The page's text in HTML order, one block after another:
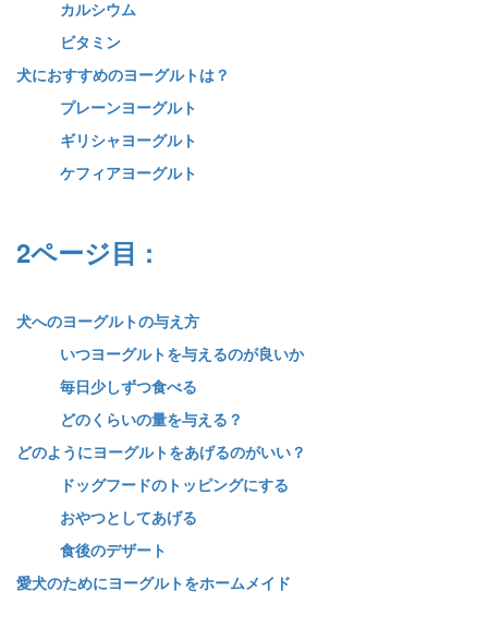
カルシウム
ビタミン
犬におすすめのヨーグルトは？
プレーンヨーグルト
ギリシャヨーグルト
ケフィアヨーグルト
2ページ目 :
犬へのヨーグルトの与え方
いつヨーグルトを与えるのが良いか
毎日少しずつ食べる
どのくらいの量を与える？
どのようにヨーグルトをあげるのがいい？
ドッグフードのトッピングにする
おやつとしてあげる
食後のデザート
愛犬のためにヨーグルトをホームメイド